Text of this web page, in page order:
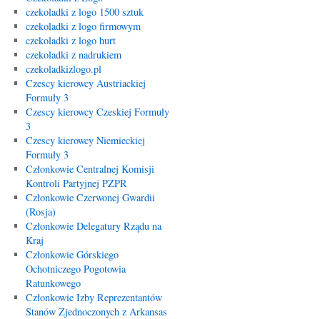
czekoladki z logo 1500 sztuk
czekoladki z logo firmowym
czekoladki z logo hurt
czekoladki z nadrukiem
czekoladkizlogo.pl
Czescy kierowcy Austriackiej
Formuły 3
Czescy kierowcy Czeskiej Formuły
3
Czescy kierowcy Niemieckiej
Formuły 3
Członkowie Centralnej Komisji
Kontroli Partyjnej PZPR
Członkowie Czerwonej Gwardii
(Rosja)
Członkowie Delegatury Rządu na
Kraj
Członkowie Górskiego
Ochotniczego Pogotowia
Ratunkowego
Członkowie Izby Reprezentantów
Stanów Zjednoczonych z Arkansas